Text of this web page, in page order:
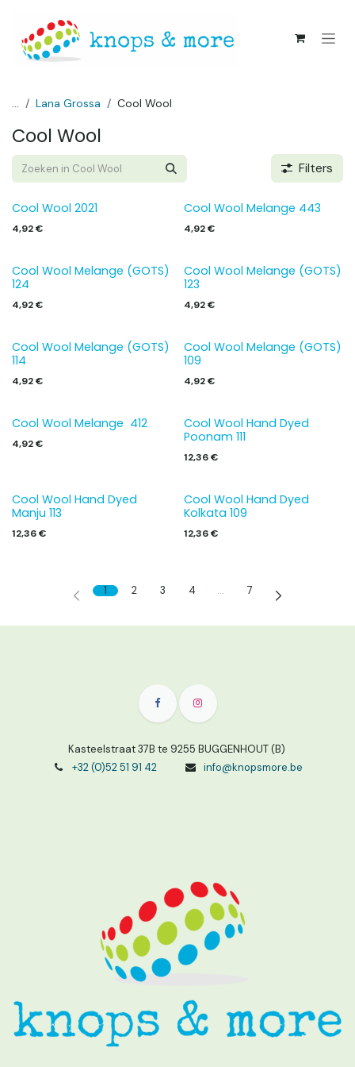
... Lana Grossa Cool Wool
Cool Wool
Filters
Cool Wool 2021
4,92€
Cool Wool Melange 443
4,92€
Cool Wool Melange (GOTS)
124
4,92€
Cool Wool Melange (GOTS)
123
4,92€
Cool Wool Melange (GOTS)
114
4,92€
Cool Wool Melange (GOTS)
109
4,92€
Cool Wool Melange 412
4,92€
Cool Wool Hand Dyed
Poonam 111
12,36€
Cool Wool Hand Dyed
Manju 113
12,36€
Cool Wool Hand Dyed
Kolkata 109
12,36€
1 2 3 4 … 7
Kasteelstraat 37B te 9255 BUGGENHOUT (B)
+32 (0)52 51 91 42
info@knopsmore.be